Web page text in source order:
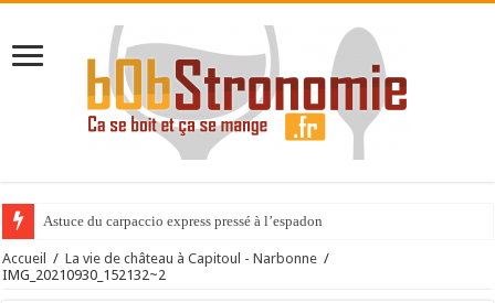
Astuce du carpaccio express pressé à l’espadon
Accueil / La vie de château à Capitoul - Narbonne /
IMG_20210930_152132~2